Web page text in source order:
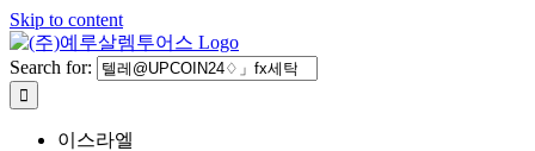
Skip to content
Search for:
이스라엘